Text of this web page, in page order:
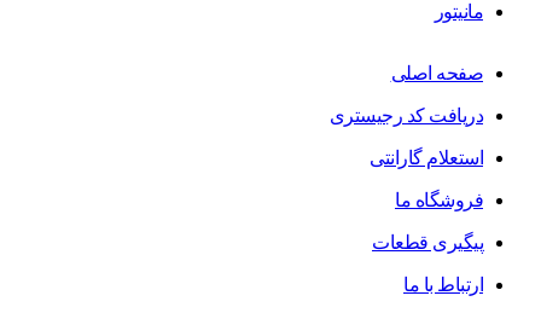
مانیتور
صفحه اصلی
دریافت کد رجیستری
استعلام گارانتی
فروشگاه ما
پیگیری قطعات
ارتباط با ما